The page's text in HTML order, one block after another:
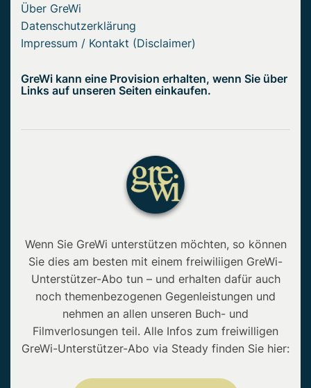
Über GreWi
Datenschutzerklärung
Impressum / Kontakt (Disclaimer)
GreWi kann eine Provision erhalten, wenn Sie über
Links auf unseren Seiten einkaufen.
Wenn Sie GreWi unterstützen möchten, so können
Sie dies am besten mit einem freiwiliigen GreWi-
Unterstützer-Abo tun – und erhalten dafür auch
noch themenbezogenen Gegenleistungen und
nehmen an allen unseren Buch- und
Filmverlosungen teil. Alle Infos zum freiwilligen
GreWi-Unterstützer-Abo via Steady finden Sie hier: